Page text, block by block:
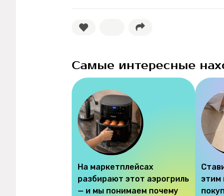
Самые интересные
На маркетплейсах
разбирают этот аэрогриль
— и мы понимаем почему
этим